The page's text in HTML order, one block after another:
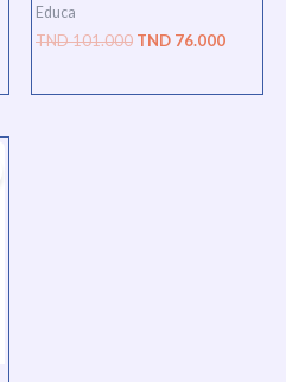
Educa
TND101.000 TND 76.000